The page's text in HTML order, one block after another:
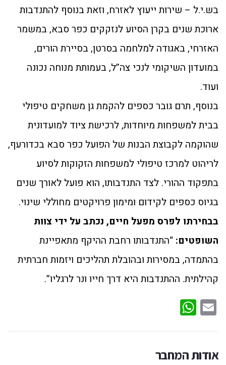
בש.י.ל – שירות ייעוץ לאזרח, וזאת בנוסף להתנדבות
ארוכת שנים בקרן הסיוע לנזקקים כפר סבא, במשמר
האזרחי, באגודה למלחמה בסרטן, בסיירת הורים,
במועדון השיקומי לנכי צה”ל, בעמותת מנוחה נכונה
ועוד.
בנוסף, תרם גובר כספים להקמת גן משחקים טיפולי
בבית למשפחות מיוחדות, לרכישת ציוד למועדונית
שהוקמה לקבוצת הבנות של הפועל כפר סבא בכדורעף,
לריהוט למרכז טיפולי למשפחות הזקוקות לסיוע
בתפקוד ההורי. לצד התנדבותו, הוא פועל לאורך שנים
בגיוס כספים לקידום ומימון פרויקטים מחוללי שינוי.
בבחירתו לפרס מפעל חיים, נכתב על ידי צוות
השופטים: “התנדבותו רחבת ההיקף מתאפיינת
בהתמדה, במסירות ובהובלת תהליכים ויזמות חברתית
קהילתית. ההתנדבות היא דרך חייו ונר לרגליו”.
Email
אודות המחבר